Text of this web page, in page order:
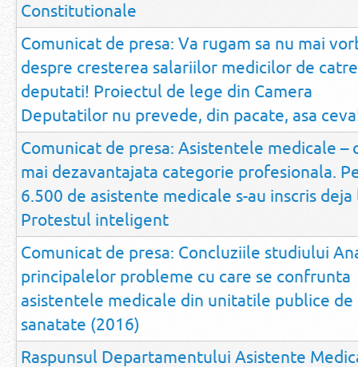
Constitutionale
Comunicat de presa: Va rugam sa nu mai
despre cresterea salariilor medicilor de catre
deputati! Proiectul de lege din Camera
Deputatilor nu prevede, din pacate, asa
Comunicat de presa: Asistentele medicale –
mai dezavantajata categorie profesionala.
6.500 de asistente medicale s-au inscris deja
Protestul inteligent
Comunicat de presa: Concluziile studiului
principalelor probleme cu care se confrunta
asistentele medicale din unitatile publice de
sanatate (2016)
Raspunsul Departamentului Asistente